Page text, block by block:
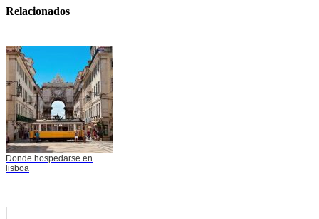
Relacionados
Donde hospedarse en
lisboa